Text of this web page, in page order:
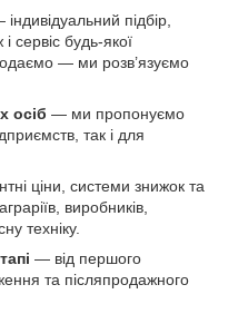
підбір,
і сервіс будь-якої
— ми розв’язуємо
осіб — ми пропонуємо
так і для
ціни, системи знижок та
виробників,
техніку.
— від першого
та післяпродажного